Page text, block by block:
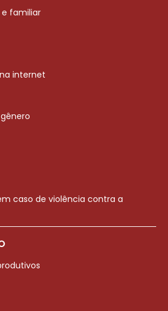
familiar
internet
caso de violência contra a